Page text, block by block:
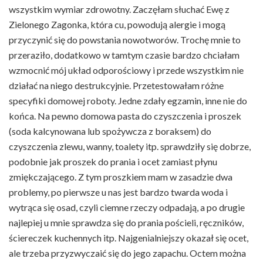
wszystkim wymiar zdrowotny. Zaczęłam słuchać Ewę z
Zielonego Zagonka, która cu, powodują alergie i mogą
przyczynić się do powstania nowotworów. Trochę mnie to
przeraziło, dodatkowo w tamtym czasie bardzo chciałam
wzmocnić mój układ odporościowy i przede wszystkim nie
działać na niego destrukcyjnie. Przetestowałam różne
specyfiki domowej roboty. Jedne zdały egzamin, inne nie do
końca. Na pewno domowa pasta do czyszczenia i proszek
(soda kalcynowana lub spożywcza z boraksem) do
czyszczenia zlewu, wanny, toalety itp. sprawdziły się dobrze,
podobnie jak proszek do prania i ocet zamiast płynu
zmiękczającego. Z tym proszkiem mam w zasadzie dwa
problemy, po pierwsze u nas jest bardzo twarda woda i
wytrąca się osad, czyli ciemne rzeczy odpadają, a po drugie
najlepiej u mnie sprawdza się do prania pościeli, ręczników,
ściereczek kuchennych itp. Najgenialniejszy okazał się ocet,
ale trzeba przyzwyczaić się do jego zapachu. Octem można